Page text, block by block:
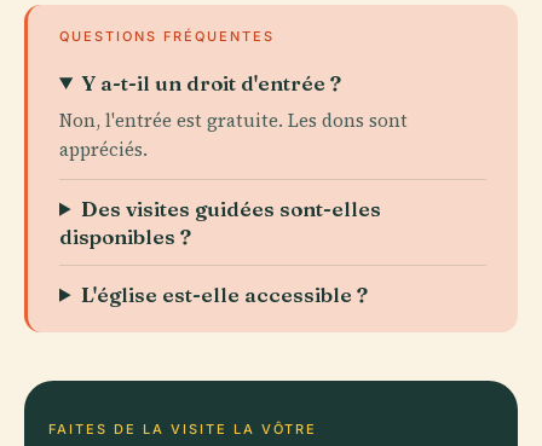
QUESTIONS FRÉQUENTES
Y a-t-il un droit d'entrée ?
Non, l'entrée est gratuite. Les dons sont
appréciés.
Des visites guidées sont-elles
disponibles ?
L'église est-elle accessible ?
FAITES DE LA VISITE LA VÔTRE